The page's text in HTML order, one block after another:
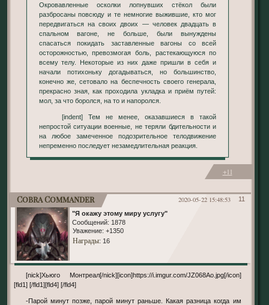
Окровавленные осколки лопнувших стёкол были
разбросаны повсюду и те немногие выжившие, кто мог
передвигаться на своих двоих — человек двадцать в
спальном вагоне, не больше, были вынуждены
спасаться покидать заставленные вагоны со всей
осторожностью, превозмогая боль, растекающуюся по
всему телу. Некоторые из них даже пришли в себя и
начали потихоньку догадываться, но большинство,
конечно же, сетовало на беспечность своего генерала,
прекрасно зная, как проходила укладка и приём путей:
мол, за что боролся, на то и напоролся.
[indent] Тем не менее, оказавшиеся в такой
непростой ситуации военные, не теряли бдительности и
на любое замеченное подозрительное телодвижение
непременно последует незамедлительная реакция.
+11
11
2020-05-22 15:48:53
Cobra Commander
"Я окажу этому миру услугу"
Сообщений: 1878
Уважение: +1350
Награды: 16
[nick]Хьюго Монтреал[/nick][icon]https://i.imgur.com/JZ068Ao.jpg[/icon]
[fld1] [/fld1][fld4] [/fld4]
-Парой минут позже, парой минут раньше. Какая разница когда им